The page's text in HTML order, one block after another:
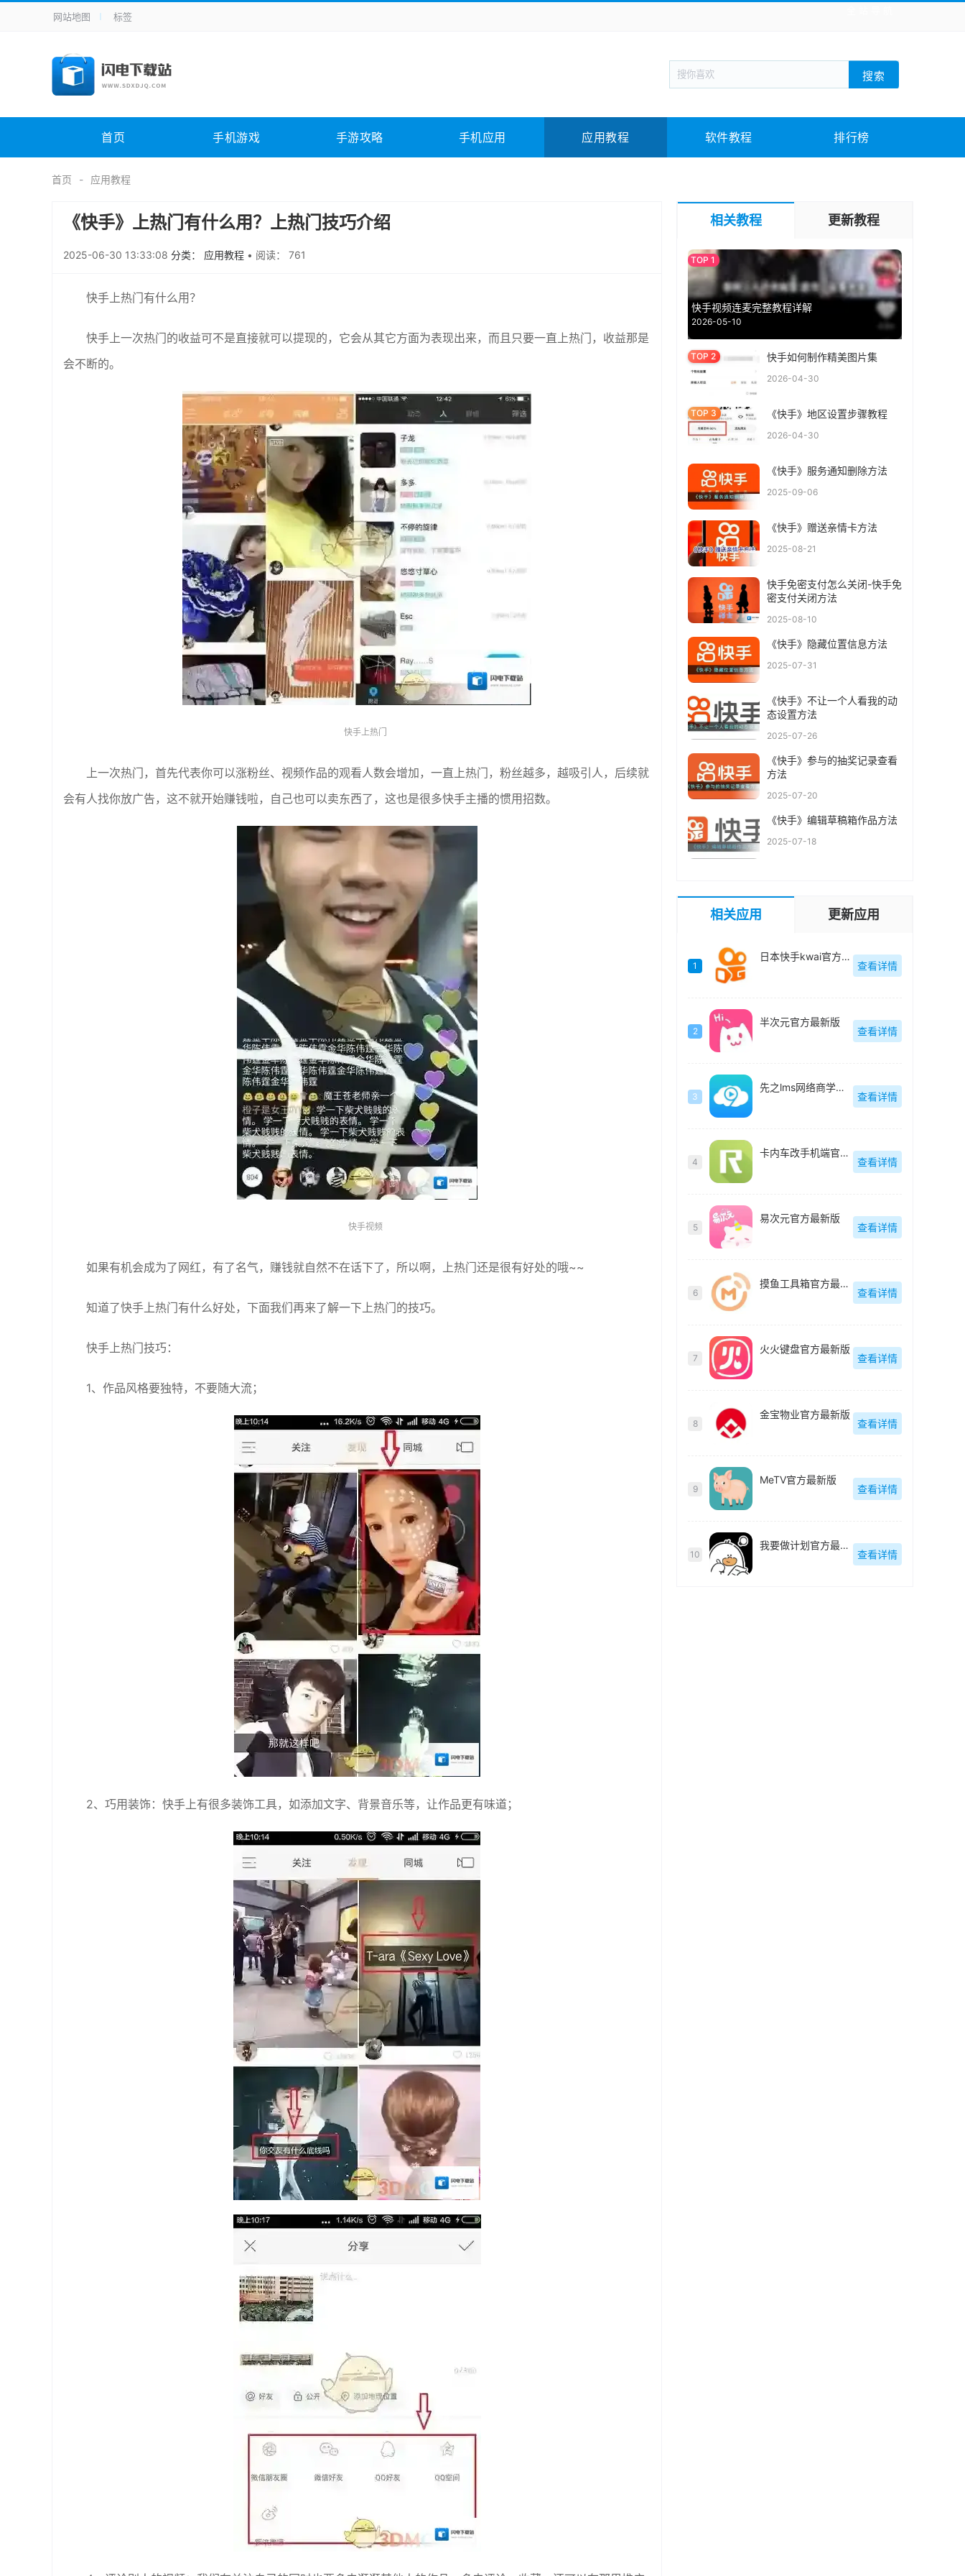
手机应用 新闻阅读 旅游出行 生活实用
手机游戏 H5游戏 回合网游 战棋游戏 枪战射击
电脑软件 其它类别 图形软件 安全相关 应用软件 影音软件 插件下载 教育教学 游戏娱乐 系统软件 素材下载
未分类 综合其它
网站地图 标签
搜索
首页 手机游戏 手游攻略 手机应用 应用教程 软件教程 排行榜
首页 应用教程
《快手》上热门有什么用？上热门技巧介绍
2025-06-30 13:33:08 分类： 应用教程 • 阅读： 761
快手上热门有什么用？
快手上一次热门的收益可不是直接就可以提现的，它会从其它方面为表现出来，而且只要一直上热门，收益那是
会不断的。
快手上热门
上一次热门，首先代表你可以涨粉丝、视频作品的观看人数会增加，一直上热门，粉丝越多，越吸引人，后续就
会有人找你放广告，这不就开始赚钱啦，自己也可以卖东西了，这也是很多快手主播的惯用招数。
快手视频
如果有机会成为了网红，有了名气，赚钱就自然不在话下了，所以啊，上热门还是很有好处的哦~~
知道了快手上热门有什么好处，下面我们再来了解一下上热门的技巧。
快手上热门技巧：
1、作品风格要独特，不要随大流；
2、巧用装饰：快手上有很多装饰工具，如添加文字、背景音乐等，让作品更有味道；
相关教程 更新教程
快手视频连麦完整教程详解
2026-05-10
快手如何制作精美图片集
2026-04-30
《快手》地区设置步骤教程
2026-04-30
《快手》服务通知删除方法
2025-09-06
《快手》赠送亲情卡方法
2025-08-21
快手免密支付怎么关闭-快手免
密支付关闭方法
2025-08-10
《快手》隐藏位置信息方法
2025-07-31
《快手》不让一个人看我的动
态设置方法
2025-07-26
《快手》参与的抽奖记录查看
方法
2025-07-20
《快手》编辑草稿箱作品方法
2025-07-18
相关应用 更新应用
1
日本快手kwai官方最新版
查看详情
2
半次元官方最新版
查看详情
3
先之lms网络商学院最新版
查看详情
4
卡内车改手机端官方最新版
查看详情
5
易次元官方最新版
查看详情
6
摸鱼工具箱官方最新版
查看详情
7
火火键盘官方最新版
查看详情
8
金宝物业官方最新版
查看详情
9
MeTV官方最新版
查看详情
10
我要做计划官方最新版
查看详情